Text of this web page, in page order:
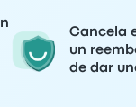
Cancela
un
de dar